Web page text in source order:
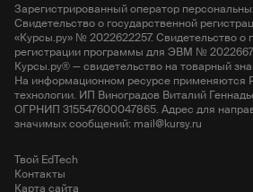
Зарегистрированный оператор
Свидетельство о государственной
«Курсы.ру» № 2022622257. Свидетельство о
регистрации программы для ЭВМ №
Курсы.ру® — свидетельство на товарный
На информационном ресурсе применяются
технологии. ИП Виноградов Виталий
ОГРНИП 315547600047865. Адрес для
значимых сообщений: mail@kursy.ru
Твой EdTech
Контакты
Карта сайта